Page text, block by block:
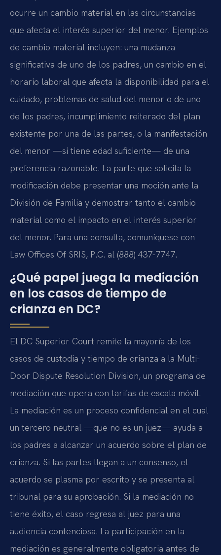
ocurre un cambio material en las circunstancias
que afecta el interés superior del menor. Ejemplos
de cambio material incluyen: una mudanza
significativa de uno de los padres, un cambio en el
horario laboral que afecta la disponibilidad para el
cuidado, problemas de salud del menor o de uno
de los padres, incumplimiento reiterado del plan
existente por una de las partes, o la manifestación
del menor —si tiene edad suficiente— de una
preferencia razonable. La parte que solicita la
modificación debe presentar una moción ante la
División de Familia y demostrar tanto el cambio
material como el impacto en el interés superior
del menor. Para una consulta, comuníquese con
Law Offices Of SRIS, P.C. al (888) 437-7747.
¿Qué papel juega la mediación
en los casos de tiempo de
crianza en DC?
El DC Superior Court remite la mayoría de los
casos de custodia y tiempo de crianza a la Multi-
Door Dispute Resolution Division, un programa de
mediación que opera con tarifas de escala móvil.
La mediación es un proceso confidencial en el cual
un tercero neutral —que no es un juez— ayuda a
los padres a alcanzar un acuerdo sobre el plan de
crianza. Si las partes llegan a un consenso, el
acuerdo se plasma por escrito y se presenta al
tribunal para su aprobación. Si la mediación no
tiene éxito, el caso regresa al juez para una
audiencia contenciosa. La participación en la
mediación es generalmente obligatoria antes de